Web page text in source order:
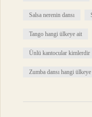
Salsa nerenin dansı
Tango hangi ülkeye ait
Ünlü kantocular kimlerdir
Zumba dansı hangi